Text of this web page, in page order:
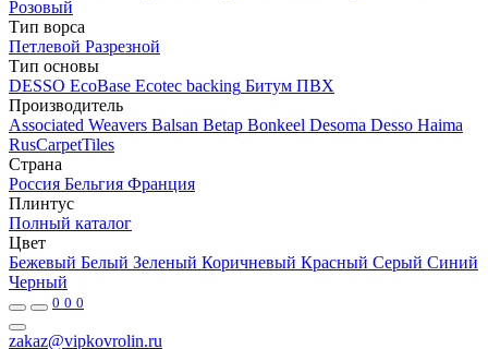
Розовый
Тип ворса
Петлевой Разрезной
Тип основы
DESSO EcoBase Ecotec backing Битум ПВХ
Производитель
Associated Weavers Balsan Betap Bonkeel Desoma Desso Haima
RusCarpetTiles
Страна
Россия Бельгия Франция
Плинтус
Полный каталог
Цвет
Бежевый Белый Зеленый Коричневый Красный Серый Синий
Черный
0 0 0
zakaz@vipkovrolin.ru